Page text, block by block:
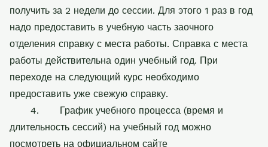
получить за 2 недели до сессии. Для этого 1 раз в год
надо предоставить в учебную часть заочного
отделения справку с места работы. Справка с места
работы действительна один учебный год. При
переходе на следующий курс необходимо
предоставить уже свежую справку.
4. График учебного процесса (время и
длительность сессий) на учебный год можно
посмотреть на официальном сайте